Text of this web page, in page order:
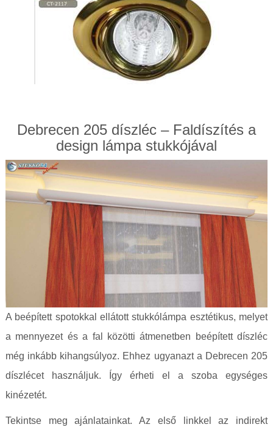
Debrecen 205 díszléc – Faldíszítés a
design lámpa stukkójával
A beépített spotokkal ellátott stukkólámpa esztétikus, melyet
a mennyezet és a fal közötti átmenetben beépített díszléc
még inkább kihangsúlyoz. Ehhez ugyanazt a Debrecen 205
díszlécet használjuk. Így érheti el a szoba egységes
kinézetét.
Tekintse meg ajánlatainkat. Az első linkkel az indirekt